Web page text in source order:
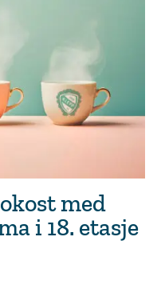
med
i 18. etasje